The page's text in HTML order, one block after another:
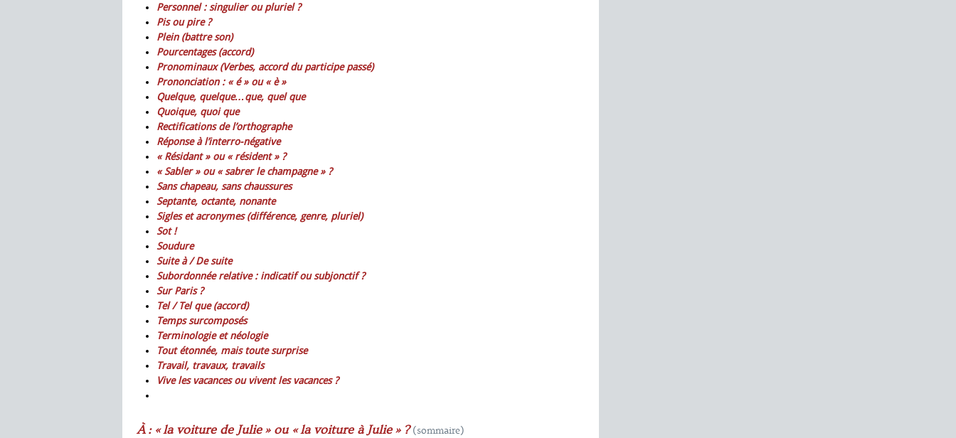
Personnel : singulier ou pluriel ?
Pis ou pire ?
Plein (battre son)
Pourcentages (accord)
Pronominaux (Verbes, accord du participe passé)
Prononciation : « é » ou « è »
Quelque, quelque…que, quel que
Quoique, quoi que
Rectifications de l’orthographe
Réponse à l’interro-négative
« Résidant » ou « résident » ?
« Sabler » ou « sabrer le champagne » ?
Sans chapeau, sans chaussures
Septante, octante, nonante
Sigles et acronymes (différence, genre, pluriel)
Sot !
Soudure
Suite à / De suite
Subordonnée relative : indicatif ou subjonctif ?
Sur Paris ?
Tel / Tel que (accord)
Temps surcomposés
Terminologie et néologie
Tout étonnée, mais toute surprise
Travail, travaux, travails
Vive les vacances ou vivent les vacances ?
À : « la voiture de Julie » ou « la voiture à Julie » ? (sommaire)